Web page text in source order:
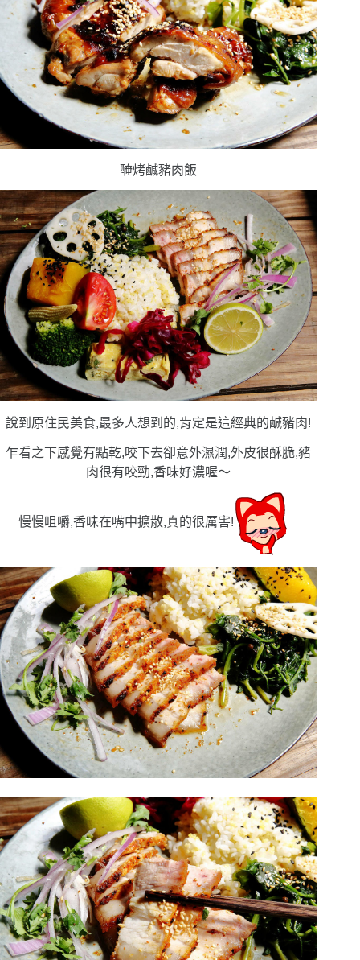
醃烤鹹豬肉飯
說到原住民美食,最多人想到的,肯定是這經典的鹹豬肉!
乍看之下感覺有點乾,咬下去卻意外濕潤,外皮很酥脆,豬
肉很有咬勁,香味好濃喔〜
慢慢咀嚼,香味在嘴中擴散,真的很厲害!